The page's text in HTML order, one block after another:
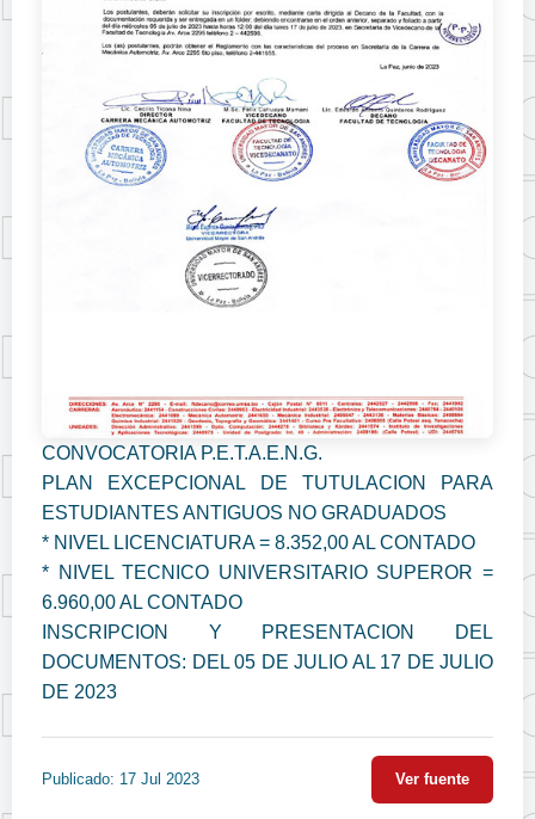
CONVOCATORIA P.E.T.A.E.N.G.
PLAN EXCEPCIONAL DE TUTULACION PARA
ESTUDIANTES ANTIGUOS NO GRADUADOS
* NIVEL LICENCIATURA = 8.352,00 AL CONTADO
* NIVEL TECNICO UNIVERSITARIO SUPEROR =
6.960,00 AL CONTADO
INSCRIPCION Y PRESENTACION DEL
DOCUMENTOS: DEL 05 DE JULIO AL 17 DE JULIO
DE 2023
Publicado: 17 Jul 2023 Ver fuente